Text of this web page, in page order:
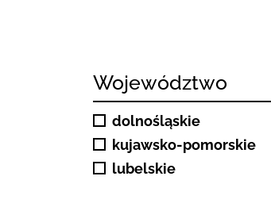
Województwo
dolnośląskie
kujawsko-pomorskie
lubelskie